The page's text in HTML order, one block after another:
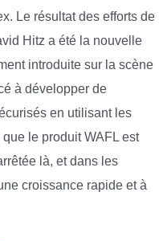
Le résultat des efforts de
Hitz a été la nouvelle
introduite sur la scène
à développer de
en utilisant les
le produit WAFL est
là, et dans les
croissance rapide et à